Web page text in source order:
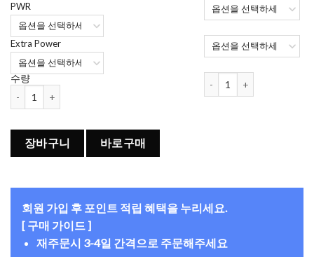
PWR
Extra Power
수량
데일리스 아쿠아 컴포트 플러스 (멀티포컬) (30개 들이) 수량
장바구니 바로구매
회원 가입 후 포인트 적립 혜택을 누리세요.
[ 구매 가이드 ]
재주문시 3-4일 간격으로 주문해주세요